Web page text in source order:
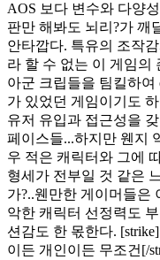
AOS 보다 변수와 다양
판만 해봐도 뇌리?가 깨
안타깝다. 특유의 조작
라 할 수 없는 이 게임의
아군 크립들을 팀킬하
가 있었던 게임이기도
유저 유입과 접근성을
페이스들...하지만 웬지
우 적은 캐릭터와 그에
형세가 전부일 것 같은
가?..웬만한 게이머들은
악한 캐릭터 선정력도
션감도 한 몫한다.
이든 개인이든 무조건[/